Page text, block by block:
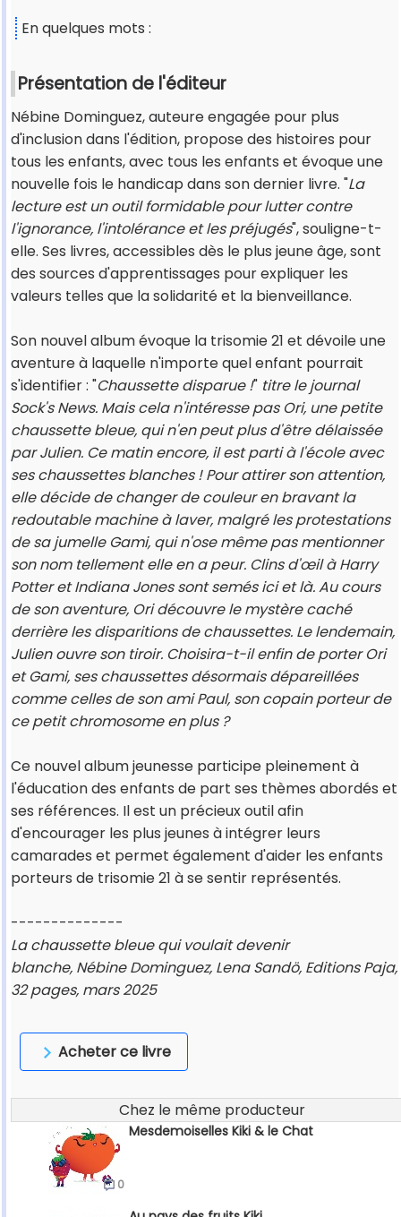
En quelques mots :
Présentation de l'éditeur
Nébine Dominguez, auteure engagée pour plus
d'inclusion dans l'édition, propose des histoires pour
tous les enfants, avec tous les enfants et évoque une
nouvelle fois le handicap dans son dernier livre. "La
lecture est un outil formidable pour lutter contre
l'ignorance, l'intolérance et les préjugés", souligne-t-
elle. Ses livres, accessibles dès le plus jeune âge, sont
des sources d'apprentissages pour expliquer les
valeurs telles que la solidarité et la bienveillance.
Son nouvel album évoque la trisomie 21 et dévoile une
aventure à laquelle n'importe quel enfant pourrait
s'identifier : "Chaussette disparue !" titre le journal
Sock's News. Mais cela n'intéresse pas Ori, une petite
chaussette bleue, qui n'en peut plus d'être délaissée
par Julien. Ce matin encore, il est parti à l'école avec
ses chaussettes blanches ! Pour attirer son attention,
elle décide de changer de couleur en bravant la
redoutable machine à laver, malgré les protestations
de sa jumelle Gami, qui n'ose même pas mentionner
son nom tellement elle en a peur. Clins d'œil à Harry
Potter et Indiana Jones sont semés ici et là. Au cours
de son aventure, Ori découvre le mystère caché
derrière les disparitions de chaussettes. Le lendemain,
Julien ouvre son tiroir. Choisira-t-il enfin de porter Ori
et Gami, ses chaussettes désormais dépareillées
comme celles de son ami Paul, son copain porteur de
ce petit chromosome en plus ?
Ce nouvel album jeunesse participe pleinement à
l'éducation des enfants de part ses thèmes abordés et
ses références. Il est un précieux outil afin
d'encourager les plus jeunes à intégrer leurs
camarades et permet également d'aider les enfants
porteurs de trisomie 21 à se sentir représentés.
--------------
La chaussette bleue qui voulait devenir
blanche, Nébine Dominguez, Lena Sandö, Editions Paja,
32 pages, mars 2025
Acheter ce livre
Chez le même producteur
Mesdemoiselles Kiki & le Chat
0